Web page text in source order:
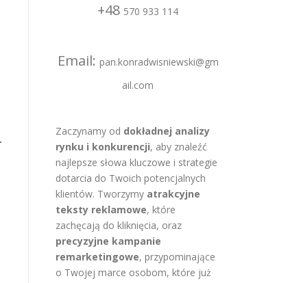
+48 570 933 114
Email: pan.konradwisniewski@gm
ail.com
Zaczynamy od dokładnej analizy
rynku i konkurencji, aby znaleźć
najlepsze słowa kluczowe i strategie
dotarcia do Twoich potencjalnych
klientów. Tworzymy atrakcyjne
teksty reklamowe, które
zachęcają do kliknięcia, oraz
precyzyjne kampanie
remarketingowe, przypominające
o Twojej marce osobom, które już